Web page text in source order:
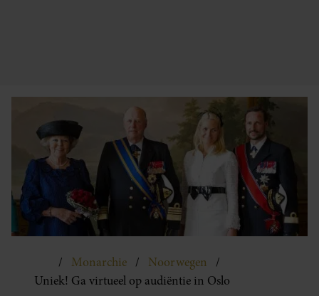
Monarchie
Noorwegen
Uniek! Ga virtueel op audiëntie in Oslo